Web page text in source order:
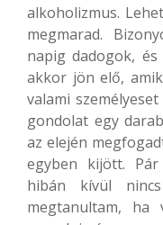
alkoholizmus.
megmarad.
napig dadogok,
akkor jön elő,
valami
gondolat egy
az elején
egyben kijött.
hibán kívül
megtanultam,